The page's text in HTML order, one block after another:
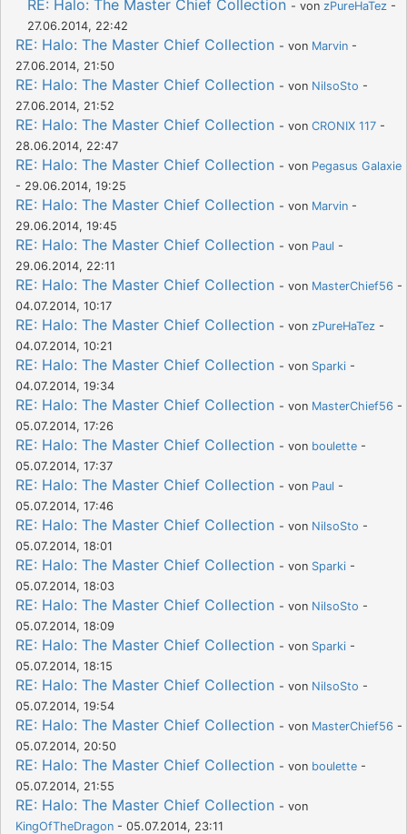
RE: Halo: The Master Chief Collection - von zPureHaTez -
27.06.2014, 22:42
RE: Halo: The Master Chief Collection - von Marvin -
27.06.2014, 21:50
RE: Halo: The Master Chief Collection - von NilsoSto -
27.06.2014, 21:52
RE: Halo: The Master Chief Collection - von CRONIX 117 -
28.06.2014, 22:47
RE: Halo: The Master Chief Collection - von Pegasus Galaxie
- 29.06.2014, 19:25
RE: Halo: The Master Chief Collection - von Marvin -
29.06.2014, 19:45
RE: Halo: The Master Chief Collection - von Paul -
29.06.2014, 22:11
RE: Halo: The Master Chief Collection - von MasterChief56 -
04.07.2014, 10:17
RE: Halo: The Master Chief Collection - von zPureHaTez -
04.07.2014, 10:21
RE: Halo: The Master Chief Collection - von Sparki -
04.07.2014, 19:34
RE: Halo: The Master Chief Collection - von MasterChief56 -
05.07.2014, 17:26
RE: Halo: The Master Chief Collection - von boulette -
05.07.2014, 17:37
RE: Halo: The Master Chief Collection - von Paul -
05.07.2014, 17:46
RE: Halo: The Master Chief Collection - von NilsoSto -
05.07.2014, 18:01
RE: Halo: The Master Chief Collection - von Sparki -
05.07.2014, 18:03
RE: Halo: The Master Chief Collection - von NilsoSto -
05.07.2014, 18:09
RE: Halo: The Master Chief Collection - von Sparki -
05.07.2014, 18:15
RE: Halo: The Master Chief Collection - von NilsoSto -
05.07.2014, 19:54
RE: Halo: The Master Chief Collection - von MasterChief56 -
05.07.2014, 20:50
RE: Halo: The Master Chief Collection - von boulette -
05.07.2014, 21:55
RE: Halo: The Master Chief Collection - von
KingOfTheDragon - 05.07.2014, 23:11